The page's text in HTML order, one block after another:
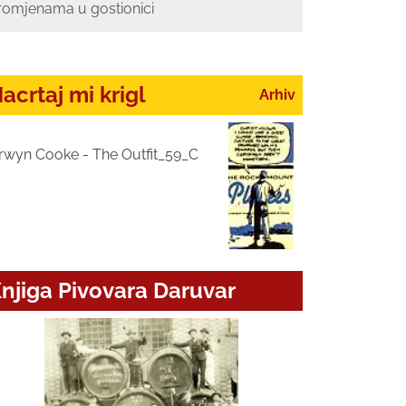
u gostionici
Arhiv
mi krigl
Cooke - The Outfit_59_C
Pivovara Daruvar